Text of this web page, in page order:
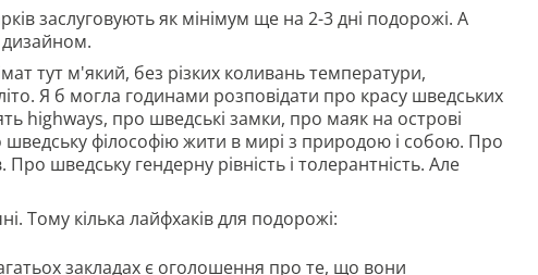
заслуговують як мінімум ще на 2-3 дні подорожі. А
дизайном.
тут м'який, без різких коливань температури,
Я б могла годинами розповідати про красу шведських
highways, про шведські замки, про маяк на острові
філософію жити в мирі з природою і собою. Про
шведську гендерну рівність і толерантність. Але
Тому кілька лайфхаків для подорожі:
закладах є оголошення про те, що вони